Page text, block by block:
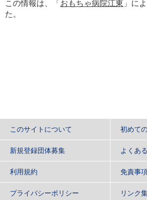
この情報は、「 おもちゃ病院江東 」に
た。
このサイトについて 初めて
新規登録団体募集 よくあ
利用規約 免責事
プライバシーポリシー リンク